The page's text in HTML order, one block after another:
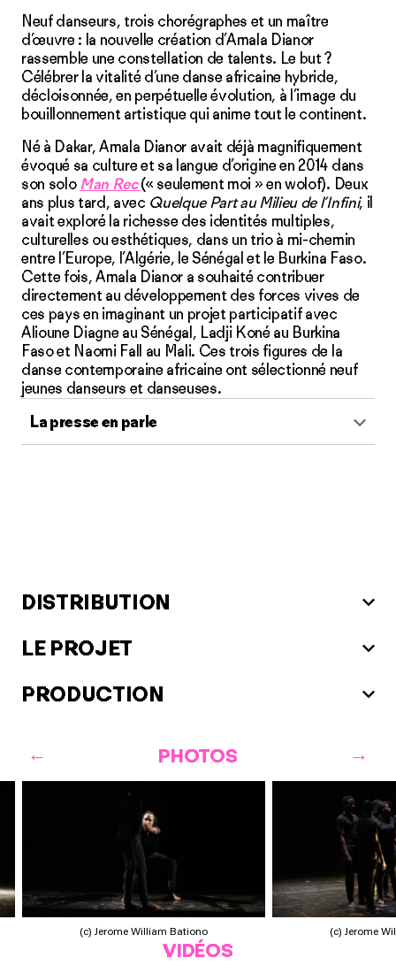
Neuf danseurs, trois chorégraphes et un maître
d’œuvre : la nouvelle création d’Amala Dianor
rassemble une constellation de talents. Le but ?
Célébrer la vitalité d’une danse africaine hybride,
décloisonnée, en perpétuelle évolution, à l’image du
bouillonnement artistique qui anime tout le continent.
Né à Dakar, Amala Dianor avait déjà magnifiquement
évoqué sa culture et sa langue d’origine en 2014 dans
son soloMan Rec(« seulement moi » en wolof). Deux
ans plus tard, avec Quelque Part au Milieu de l’Infini, il
avait exploré la richesse des identités multiples,
culturelles ou esthétiques, dans un trio à mi-chemin
entre l’Europe, l’Algérie, le Sénégal et le Burkina Faso.
Cette fois, Amala Dianor a souhaité contribuer
directement au développement des forces vives de
ces pays en imaginant un projet participatif avec
Alioune Diagne au Sénégal, Ladji Koné au Burkina
Faso et Naomi Fall au Mali. Ces trois figures de la
danse contemporaine africaine ont sélectionné neuf
jeunes danseurs et danseuses.
La presse en parle
DISTRIBUTION
LE PROJET
PRODUCTION
PHOTOS
(c) Jerome William Bationo (c) Jerome
VIDÉOS